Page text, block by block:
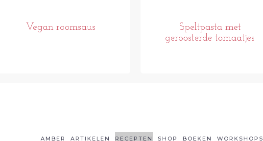
Vegan roomsaus
Speltpasta met
geroosterde tomaatjes
AMBER ARTIKELEN RECEPTEN SHOP BOEKEN WORKSHOPS